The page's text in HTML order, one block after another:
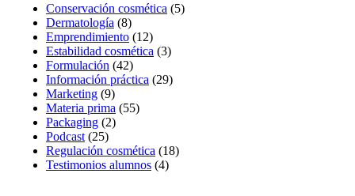
Conservación cosmética (5)
Dermatología (8)
Emprendimiento (12)
Estabilidad cosmética (3)
Formulación (42)
Información práctica (29)
Marketing (9)
Materia prima (55)
Packaging (2)
Podcast (25)
Regulación cosmética (18)
Testimonios alumnos (4)